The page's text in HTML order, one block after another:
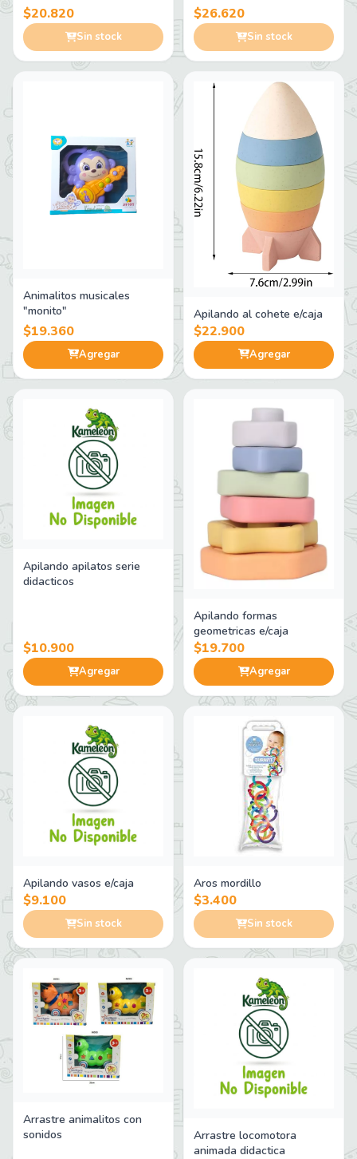
$20.820
Sin stock
$26.620
Sin stock
Animalitos musicales
"monito"
$19.360
Agregar
Apilando al cohete e/caja
$22.900
Agregar
Apilando apilatos serie
didacticos
$10.900
Agregar
Apilando formas
geometricas e/caja
$19.700
Agregar
Apilando vasos e/caja
$9.100
Sin stock
Aros mordillo
$3.400
Sin stock
Arrastre animalitos con
sonidos
Arrastre locomotora
animada didactica